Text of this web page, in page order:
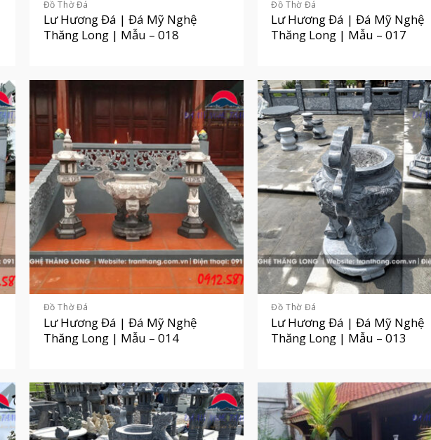
Đồ Thờ Đá
Lư Hương Đá | Đá Mỹ Nghệ
Thăng Long | Mẫu – 018
Đồ Thờ Đá
Lư Hương Đá | Đá Mỹ Nghệ
Thăng Long | Mẫu – 017
Đồ Thờ Đá
Lư Hương Đá | Đá Mỹ Nghệ
Thăng Long | Mẫu – 014
Đồ Thờ Đá
Lư Hương Đá | Đá Mỹ Nghệ
Thăng Long | Mẫu – 013